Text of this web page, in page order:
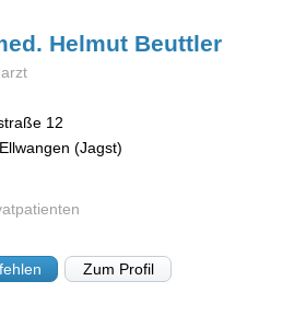
Helmut Beuttler
12
Ellwangen (Jagst)
Zum Profil